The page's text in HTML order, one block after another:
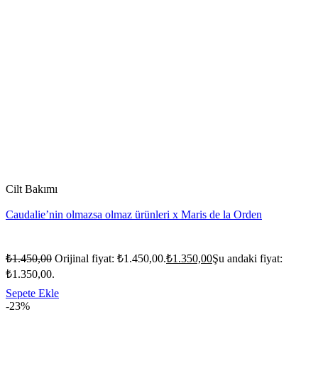
Cilt Bakımı
Caudalie’nin olmazsa olmaz ürünleri x Maris de la Orden
₺1.450,00 Orijinal fiyat: ₺1.450,00.₺1.350,00Şu andaki fiyat:
₺1.350,00.
Sepete Ekle
-23%